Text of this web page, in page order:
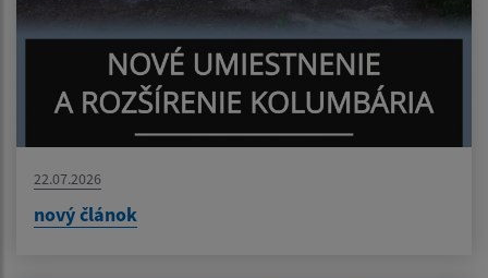
22.07.2026
nový článok